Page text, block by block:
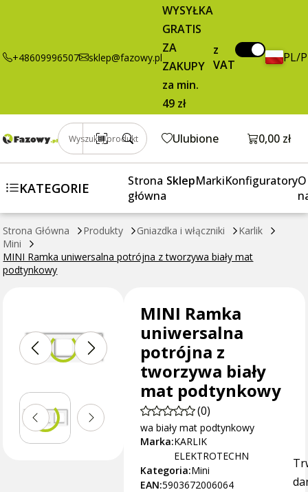
+48609996507 sklep@fazowy.pl
WYSYŁKA
GRATIS
ZA
ZAKUPY
za min.
49 zł
z
VAT
PL/
Wyszukaj produkt Ulubione Otwórz
0,00 zł
KATEGORIE
Strona
główna
SklepMarkiKonfiguratoryO
Strona Główna Produkty Gniazdka i włączniki
Karlik
Mini
MINI Ramka uniwersalna potrójna z tworzywa biały mat
podtynkowy
biały mat
brutto / szt. Dodaj do koszyka
MINI Ramka
uniwersalna
potrójna z
tworzywa biały
mat podtynkowy
(0)
wa biały mat podtynkowy
Marka:KARLIK
ELEKTROTECHN
Kategoria:Mini
EAN:5903672006064